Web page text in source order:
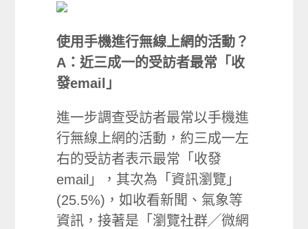
使用手機進行無線上網的活動？
A：近三成一的受訪者最常「收
發email」
進一步調查受訪者最常以手機進
行無線上網的活動，約三成一左
右的受訪者表示最常「收發
email」，其次為「資訊瀏覽」
(25.5%)，如收看新聞、氣象等
資訊，接著是「瀏覽社群╱微網